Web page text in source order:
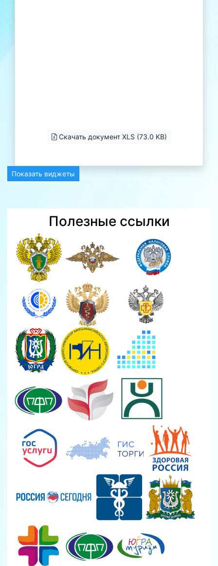
Скачать документ XLS (73.0 KB)
Показать виджеты
Полезные ссылки